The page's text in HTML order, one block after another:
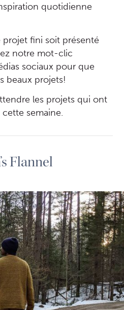
quotidienne
fini soit présenté
notre mot-clic
sociaux pour que
beaux projets!
les projets qui ont
semaine.
Flannel